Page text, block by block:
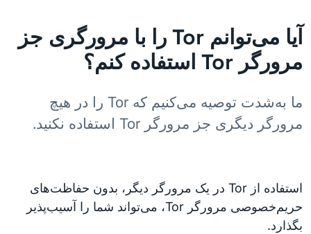
آیا می‌توانم Tor را با مرورگری جز
مرورگر Tor استفاده کنم؟
ما به‌شدت توصیه می‌کنیم که Tor را در هیچ
مرورگر دیگری جز مرورگر Tor استفاده نکنید.
استفاده از Tor در یک مرورگر دیگر، بدون حفاظت‌های
حریم‌خصوصی مرورگر Tor، می‌تواند شما را آسیب‌پذیر
بگذارد.